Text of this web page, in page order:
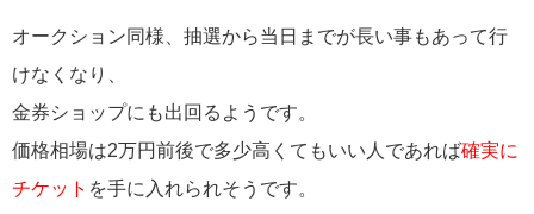
オークション同様、抽選から当日までが長い事もあって行
けなくなり、
金券ショップにも出回るようです。
価格相場は2万円前後で多少高くてもいい人であれば確実に
チケット を手に入れられそうです。